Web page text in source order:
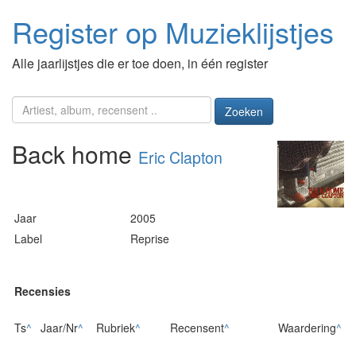
Register op Muzieklijstjes
Alle jaarlijstjes die er toe doen, in één register
Zoeken
Back home Eric Clapton
Jaar
2005
Label
Reprise
Recensies
Ts^ Jaar/Nr^ Rubriek^ Recensent^ Waardering^